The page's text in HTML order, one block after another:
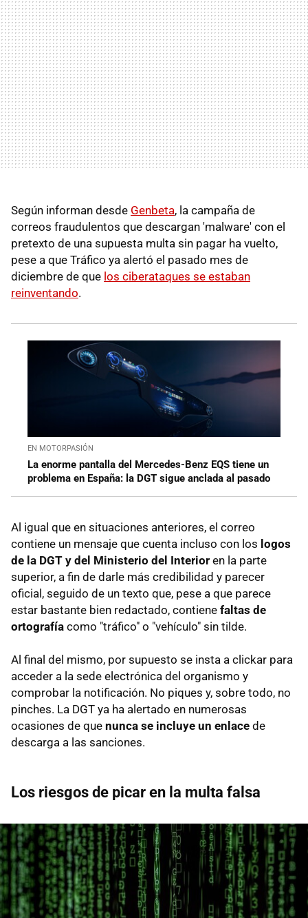
Según informan desde Genbeta, la campaña de
correos fraudulentos que descargan 'malware' con el
pretexto de una supuesta multa sin pagar ha vuelto,
pese a que Tráfico ya alertó el pasado mes de
diciembre de que los ciberataques se estaban
reinventando.
EN MOTORPASIÓN
La enorme pantalla del Mercedes-Benz EQS tiene un
problema en España: la DGT sigue anclada al pasado
Al igual que en situaciones anteriores, el correo
contiene un mensaje que cuenta incluso con los logos
de la DGT y del Ministerio del Interior en la parte
superior, a fin de darle más credibilidad y parecer
oficial, seguido de un texto que, pese a que parece
estar bastante bien redactado, contiene faltas de
ortografía como "tráfico" o "vehículo" sin tilde.
Al final del mismo, por supuesto se insta a clickar para
acceder a la sede electrónica del organismo y
comprobar la notificación. No piques y, sobre todo, no
pinches. La DGT ya ha alertado en numerosas
ocasiones de que nunca se incluye un enlace de
descarga a las sanciones.
Los riesgos de picar en la multa falsa